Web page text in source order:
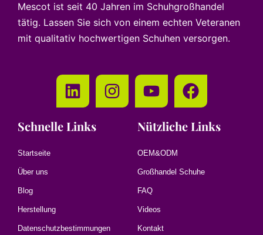
Mescot ist seit 40 Jahren im Schuhgroßhandel
tätig. Lassen Sie sich von einem echten Veteranen
mit qualitativ hochwertigen Schuhen versorgen.
Schnelle Links
Startseite
Über uns
Blog
Herstellung
Datenschutzbestimmungen
Nützliche Links
OEM&ODM
Großhandel Schuhe
FAQ
Videos
Kontakt